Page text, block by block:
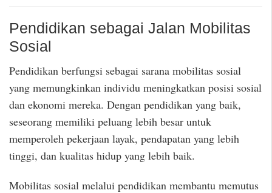
Pendidikan sebagai Jalan Mobilitas
Sosial
Pendidikan berfungsi sebagai sarana mobilitas sosial
yang memungkinkan individu meningkatkan posisi sosial
dan ekonomi mereka. Dengan pendidikan yang baik,
seseorang memiliki peluang lebih besar untuk
memperoleh pekerjaan layak, pendapatan yang lebih
tinggi, dan kualitas hidup yang lebih baik.
Mobilitas sosial melalui pendidikan membantu memutus